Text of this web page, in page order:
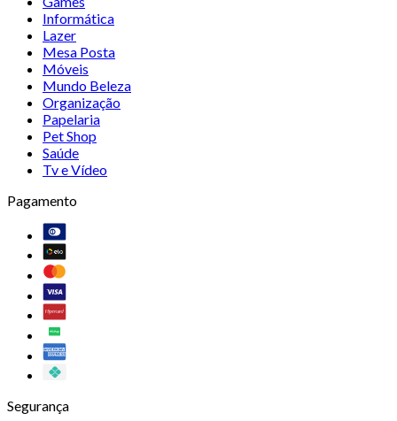
Informática
Lazer
Mesa Posta
Móveis
Mundo Beleza
Organização
Papelaria
Pet Shop
Saúde
Tv e Vídeo
Pagamento
Segurança